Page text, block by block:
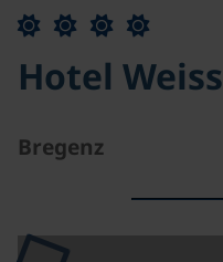
Hotel
Bregenz